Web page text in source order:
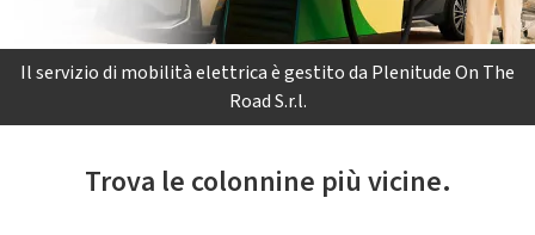
Il servizio di mobilità elettrica è gestito da Plenitude On The
Road S.r.l.
Trova le colonnine più vicine.